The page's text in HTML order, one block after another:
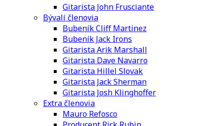
Gitarista John Frusciante
Bývalí členovia
Bubeník Cliff Martinez
Bubeník Jack Irons
Gitarista Arik Marshall
Gitarista Dave Navarro
Gitarista Hillel Slovak
Gitarista Jack Sherman
Gitarista Josh Klinghoffer
Extra členovia
Mauro Refosco